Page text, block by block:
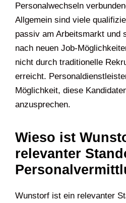
Personalwechseln
Allgemein sind viele
passiv am Arbeitsmarkt und
nach neuen Job-
nicht durch traditionelle
erreicht.
Möglichkeit, diese
anzusprechen.
Wieso ist
relevanter
Wunstorf ist ein relevanter